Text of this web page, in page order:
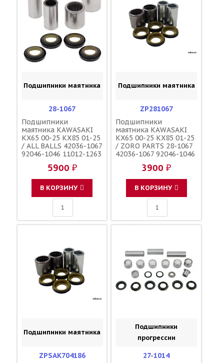
Подшипники маятника
28-1067
Подшипники
маятника KAWASAKI
KX65 00-25 KX85 01-25
/ ALL BALLS 42036-1067
92046-1046 11012-1263
5900 ₽
В КОРЗИНУ
Подшипники маятника
ZP281067
Подшипники
маятника KAWASAKI
KX65 00-25 KX85 01-25
/ ZORO PARTS 28-1067
42036-1067 92046-1046
3900 ₽
В КОРЗИНУ
Подшипники маятника
ZPSAK704186
Подшипники
прогрессии
27-1014